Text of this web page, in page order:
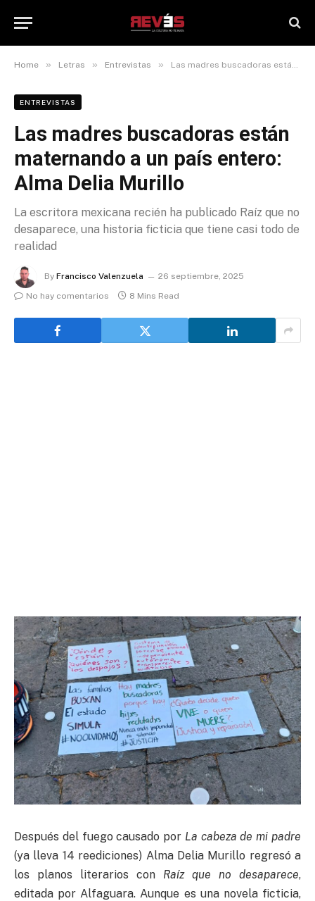
Home » Letras » Entrevistas » Las madres buscadoras están maternando a un país entero: Alma Delia Murillo
ENTREVISTAS
Las madres buscadoras están
maternando a un país entero:
Alma Delia Murillo
La escritora mexicana recién ha publicado Raíz que no
desaparece, una historia ficticia que tiene casi todo de
realidad
By Francisco Valenzuela
26 septiembre, 2025
No hay comentarios
8 Mins Read
Después del fuego causado por La cabeza de mi padre
(ya lleva 14 reediciones) Alma Delia Murillo regresó a
los planos literarios con Raíz que no desaparece,
editada por Alfaguara. Aunque es una novela ficticia,